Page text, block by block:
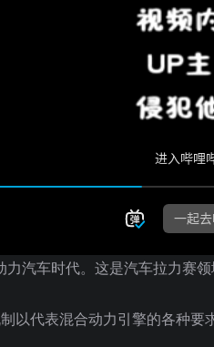
力汽车时代。这是汽车拉力赛
以代表混合动力引擎的各种